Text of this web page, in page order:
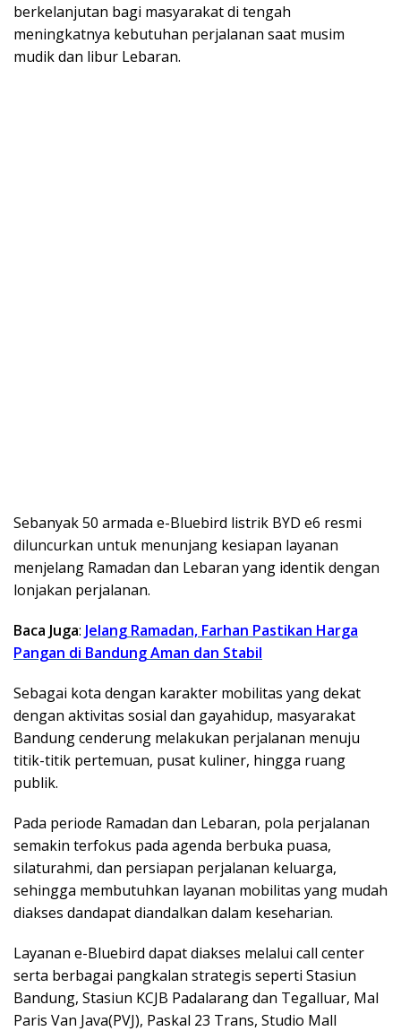
berkelanjutan bagi masyarakat di tengah
meningkatnya kebutuhan perjalanan saat musim
mudik dan libur Lebaran.
Sebanyak 50 armada e-Bluebird listrik BYD e6 resmi
diluncurkan untuk menunjang kesiapan layanan
menjelang Ramadan dan Lebaran yang identik dengan
lonjakan perjalanan.
Baca Juga: Jelang Ramadan, Farhan Pastikan Harga
Pangan di Bandung Aman dan Stabil
Sebagai kota dengan karakter mobilitas yang dekat
dengan aktivitas sosial dan gayahidup, masyarakat
Bandung cenderung melakukan perjalanan menuju
titik-titik pertemuan, pusat kuliner, hingga ruang
publik.
Pada periode Ramadan dan Lebaran, pola perjalanan
semakin terfokus pada agenda berbuka puasa,
silaturahmi, dan persiapan perjalanan keluarga,
sehingga membutuhkan layanan mobilitas yang mudah
diakses dandapat diandalkan dalam keseharian.
Layanan e-Bluebird dapat diakses melalui call center
serta berbagai pangkalan strategis seperti Stasiun
Bandung, Stasiun KCJB Padalarang dan Tegalluar, Mal
Paris Van Java(PVJ), Paskal 23 Trans, Studio Mall